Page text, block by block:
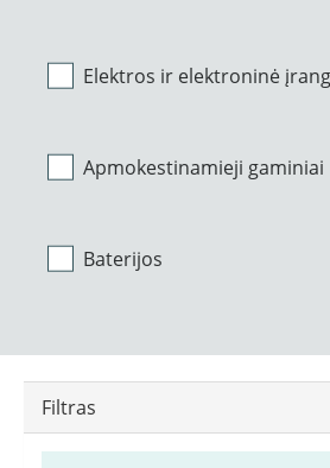
Elektros ir elektroninė
Apmokestinamieji gaminiai
Baterijos
Filtras